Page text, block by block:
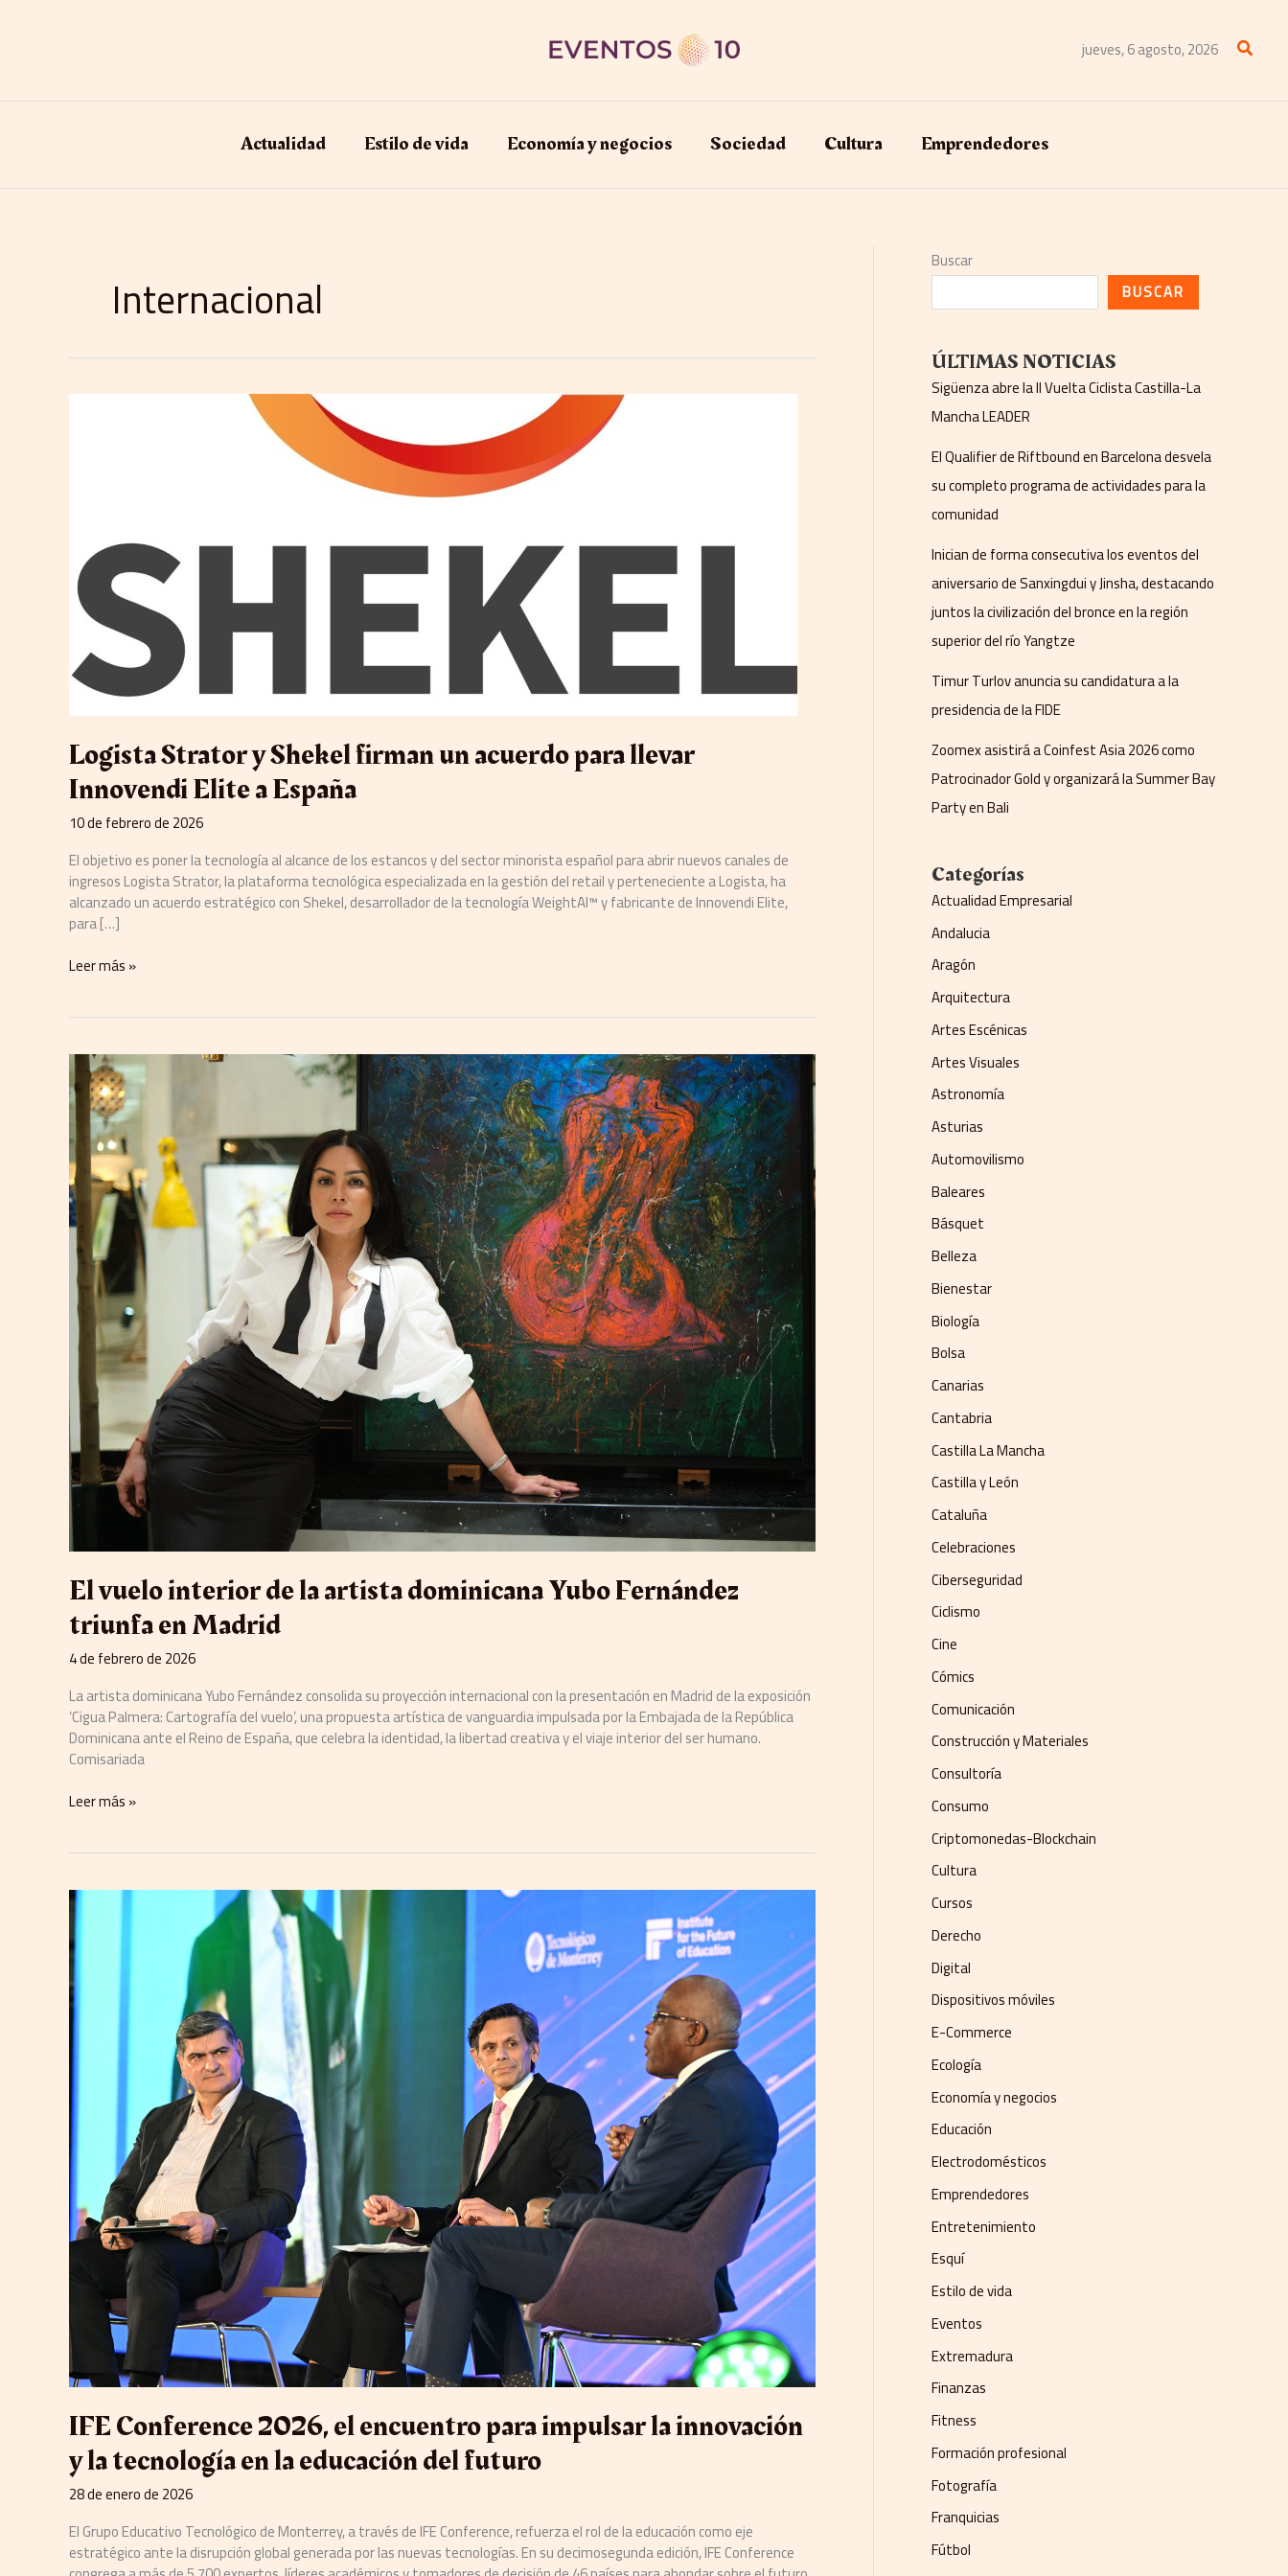
jueves, 6 agosto, 2026 Buscar
Actualidad Estilo de vida Economía y negocios​ Sociedad Cultura Emprendedores
Internacional
Logista Strator y Shekel firman un acuerdo para llevar
Innovendi Elite a España
10 de febrero de 2026
El objetivo es poner la tecnología al alcance de los estancos y del sector minorista español para abrir nuevos canales de
ingresos Logista Strator, la plataforma tecnológica especializada en la gestión del retail y perteneciente a Logista, ha
alcanzado un acuerdo estratégico con Shekel, desarrollador de la tecnología WeightAI™ y fabricante de Innovendi Elite,
para […]
Logista
para
llevar
Innovendi
Elite
España
Leer más »
El vuelo interior de la artista dominicana Yubo Fernández
triunfa en Madrid
4 de febrero de 2026
La artista dominicana Yubo Fernández consolida su proyección internacional con la presentación en Madrid de la exposición
‘Cigua Palmera: Cartografía del vuelo’, una propuesta artística de vanguardia impulsada por la Embajada de la República
Dominicana ante el Reino de España, que celebra la identidad, la libertad creativa y el viaje interior del ser humano.
Comisariada
El
vuelo
interior
de
la
artista
dominicana
Yubo
Fernández
triunfa
en
Madrid
Leer más »
IFE Conference 2026, el encuentro para impulsar la innovación
y la tecnología en la educación del futuro
28 de enero de 2026
El Grupo Educativo Tecnológico de Monterrey, a través de IFE Conference, refuerza el rol de la educación como eje
estratégico ante la disrupción global generada por las nuevas tecnologías. En su decimosegunda edición, IFE Conference
IFE
Conference
2026,
el
encuentro
para
impulsar
la
innovación
y
la
tecnología
en
la
educación
del
futuro
Buscar
BUSCAR
ÚLTIMAS NOTICIAS
Sigüenza abre la II Vuelta Ciclista Castilla-La
Mancha LEADER
El Qualifier de Riftbound en Barcelona desvela
su completo programa de actividades para la
comunidad
Inician de forma consecutiva los eventos del
aniversario de Sanxingdui y Jinsha, destacando
juntos la civilización del bronce en la región
superior del río Yangtze
Timur Turlov anuncia su candidatura a la
presidencia de la FIDE
Zoomex asistirá a Coinfest Asia 2026 como
Patrocinador Gold y organizará la Summer Bay
Party en Bali
Categorías
Actualidad Empresarial
Andalucia
Aragón
Arquitectura
Artes Escénicas
Artes Visuales
Astronomía
Asturias
Automovilismo
Baleares
Básquet
Belleza
Bienestar
Biología
Bolsa
Canarias
Cantabria
Castilla La Mancha
Castilla y León
Cataluña
Celebraciones
Ciberseguridad
Ciclismo
Cine
Cómics
Comunicación
Construcción y Materiales
Consultoría
Consumo
Criptomonedas-Blockchain
Cultura
Cursos
Derecho
Digital
Dispositivos móviles
E-Commerce
Ecología
Economía y negocios​
Educación
Electrodomésticos
Emprendedores
Entretenimiento
Esquí
Estilo de vida
Eventos
Extremadura
Finanzas
Fitness
Formación profesional
Fotografía
Franquicias
Fútbol